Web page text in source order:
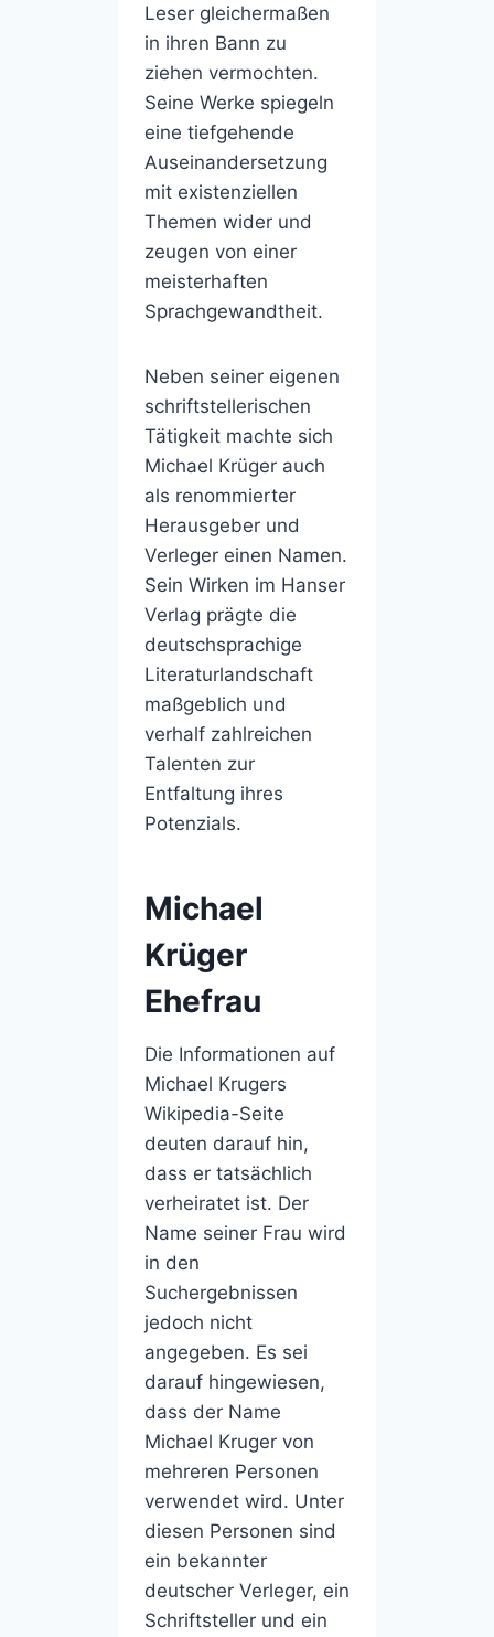
Leser gleichermaßen
in ihren Bann zu
ziehen vermochten.
Seine Werke spiegeln
eine tiefgehende
Auseinandersetzung
mit existenziellen
Themen wider und
zeugen von einer
meisterhaften
Sprachgewandtheit.
Neben seiner eigenen
schriftstellerischen
Tätigkeit machte sich
Michael Krüger auch
als renommierter
Herausgeber und
Verleger einen Namen.
Sein Wirken im Hanser
Verlag prägte die
deutschsprachige
Literaturlandschaft
maßgeblich und
verhalf zahlreichen
Talenten zur
Entfaltung ihres
Potenzials.
Michael
Krüger
Ehefrau
Die Informationen auf
Michael Krugers
Wikipedia-Seite
deuten darauf hin,
dass er tatsächlich
verheiratet ist. Der
Name seiner Frau wird
in den
Suchergebnissen
jedoch nicht
angegeben. Es sei
darauf hingewiesen,
dass der Name
Michael Kruger von
mehreren Personen
verwendet wird. Unter
diesen Personen sind
ein bekannter
deutscher Verleger, ein
Schriftsteller und ein